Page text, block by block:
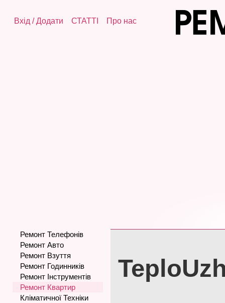
Вхід /Додати СТАТТІ Про нас
Ремонт Телефонів
Ремонт Авто
Ремонт Взуття
Ремонт Годинників
Ремонт Інструментів
Ремонт Квартир
Кліматичної Техніки